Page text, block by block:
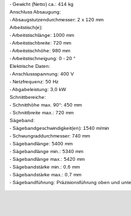
- Gewicht (Netto) ca.: 414 kg
Anschluss Absaugung:
- Absaugstutzendurchmesser: 2 x 120 mm
Arbeitstisch(e):
- Arbeitstischlänge: 1000 mm
- Arbeitstischbreite: 720 mm
- Arbeitstischhöhe: 980 mm
- Arbeitstischneigung: 0 - 20 °
Elektrische Daten:
- Anschlussspannung: 400 V
- Netzfrequenz: 50 Hz
- Abgabeleistung: 3,0 kW
Schnittbereiche:
- Schnitthöhe max. 90°: 450 mm
- Schnittbreite max.: 720 mm
Sägeband:
- Sägebandgeschwindigkeit(en): 1540 m/min
- Schwungraddurchmesser: 740 mm
- Sägebandlänge: 5400 mm
- Sägebandlänge min.: 5340 mm
- Sägebandlänge max.: 5420 mm
- Sägebandstärke min.: 0,6 mm
- Sägebandstärke max.: 0,7 mm
- Sägebandführung: Präzisionsführung oben und